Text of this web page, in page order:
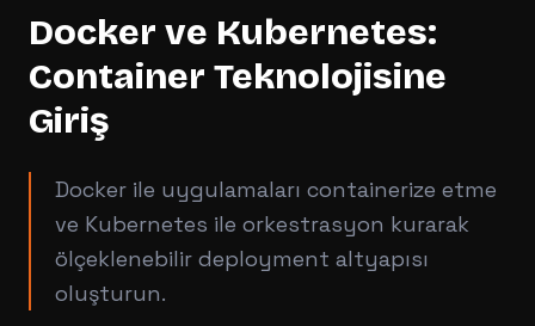
Docker ve Kubernetes:
Container Teknolojisine
Giriş
Docker ile uygulamaları containerize etme
ve Kubernetes ile orkestrasyon kurarak
ölçeklenebilir deployment altyapısı
oluşturun.